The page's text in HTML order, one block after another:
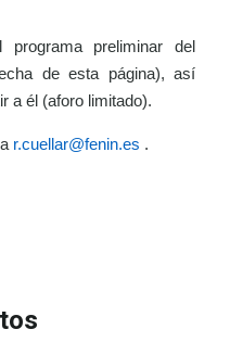
preliminar del
de esta página), así
a él (aforo limitado).
r.cuellar@fenin.es .